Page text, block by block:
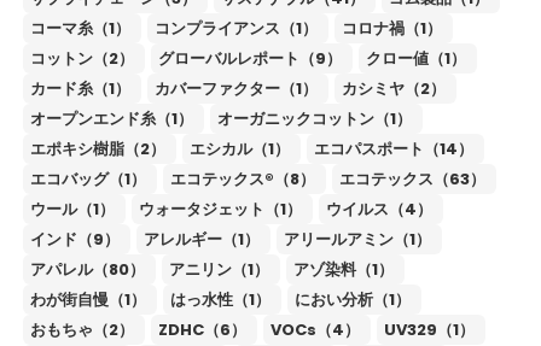
コーマ糸（1）
コンプライアンス（1）
コロナ禍（1）
コットン（2）
グローバルレポート（9）
クロー値（1）
カード糸（1）
カバーファクター（1）
カシミヤ（2）
オープンエンド糸（1）
オーガニックコットン（1）
エポキシ樹脂（2）
エシカル（1）
エコパスポート（14）
エコバッグ（1）
エコテックス®（8）
エコテックス（63）
ウール（1）
ウォータジェット（1）
ウイルス（4）
インド（9）
アレルギー（1）
アリールアミン（1）
アパレル（80）
アニリン（1）
アゾ染料（1）
わが街自慢（1）
はっ水性（1）
におい分析（1）
おもちゃ（2）
ZDHC（6） VOCs（4）
UV329（1）